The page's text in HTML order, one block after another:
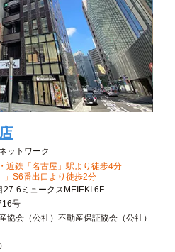
ットワーク
近鉄「名古屋」駅より徒歩4分
」S6番出口より徒歩2分
6ミュークスMEIEKI 6F
号
協会（公社）不動産保証協会（公社）